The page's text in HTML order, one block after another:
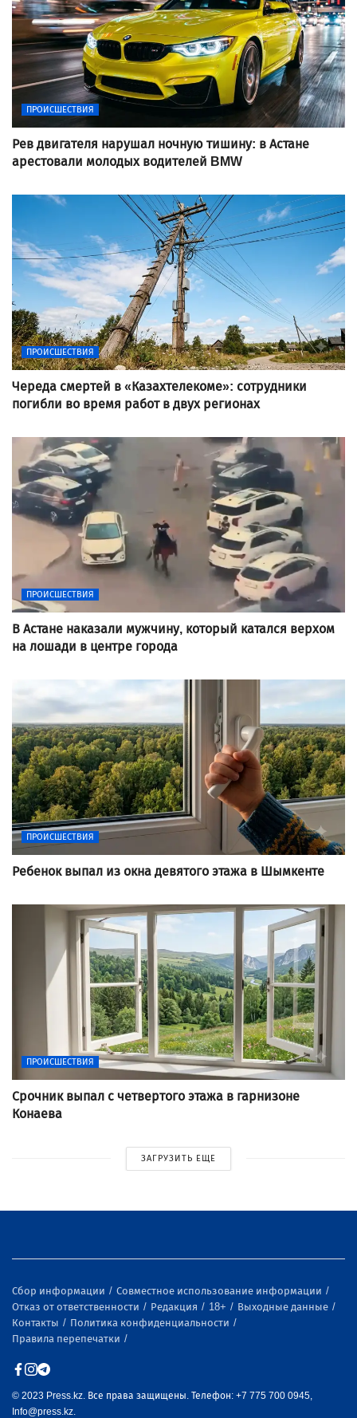
ПРОИСШЕСТВИЯ
Рев двигателя нарушал ночную тишину: в Астане
арестовали молодых водителей BMW
ПРОИСШЕСТВИЯ
Череда смертей в «Казахтелекоме»: сотрудники
погибли во время работ в двух регионах
ПРОИСШЕСТВИЯ
В Астане наказали мужчину, который катался верхом
на лошади в центре города
ПРОИСШЕСТВИЯ
Ребенок выпал из окна девятого этажа в Шымкенте
ПРОИСШЕСТВИЯ
Срочник выпал с четвертого этажа в гарнизоне
Конаева
ЗАГРУЗИТЬ ЕЩЕ
Сбор информации
Совместное использование информации
Отказ от ответственности
Редакция 18+
Выходные данные
Контакты
Политика конфиденциальности
Правила перепечатки
© 2023 Press.kz. Все права защищены. Телефон: +7 775 700 0945,
Info@press.kz.